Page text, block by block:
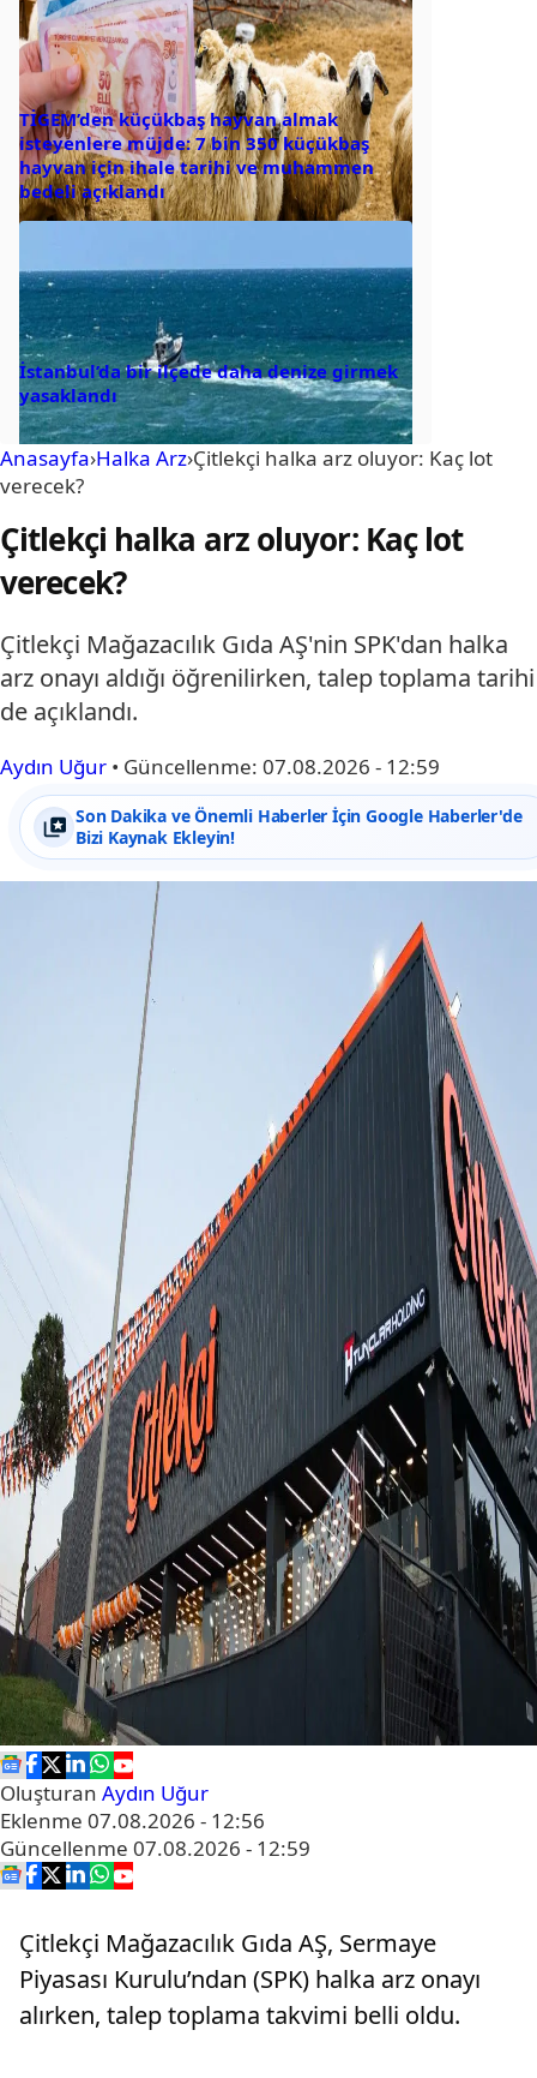
TİGEM’den küçükbaş hayvan almak
isteyenlere müjde: 7 bin 350 küçükbaş
hayvan için ihale tarihi ve muhammen
bedeli açıklandı
İstanbul’da bir ilçede daha denize girmek
yasaklandı
Anasayfa›Halka Arz›Çitlekçi halka arz oluyor: Kaç lot
verecek?
Çitlekçi halka arz oluyor: Kaç lot
verecek?
Çitlekçi Mağazacılık Gıda AŞ'nin SPK'dan halka
arz onayı aldığı öğrenilirken, talep toplama tarihi
de açıklandı.
Aydın Uğur • Güncellenme: 07.08.2026 - 12:59
Son Dakika ve Önemli Haberler İçin Google Haberler'de
Bizi Kaynak Ekleyin!
Oluşturan Aydın Uğur
Eklenme 07.08.2026 - 12:56
Güncellenme 07.08.2026 - 12:59
Çitlekçi Mağazacılık Gıda AŞ, Sermaye
Piyasası Kurulu’ndan (SPK) halka arz onayı
alırken, talep toplama takvimi belli oldu.